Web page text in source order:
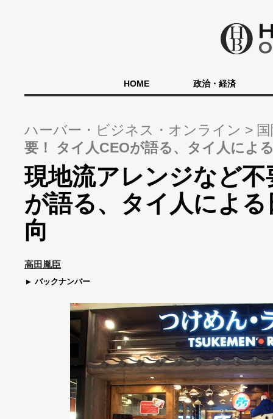
HOME 政治・経済
ハーバー・ビジネス・オンライン
要！ タイ人CEOが語る、タイ人によ
現地流アレンジなど
が語る、タイ人によ
向
高田胤臣
バックナンバー